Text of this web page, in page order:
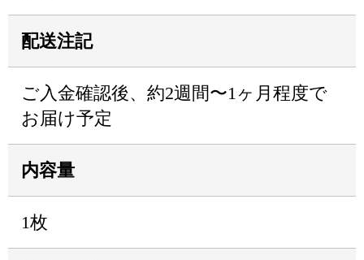
配送注記
ご入金確認後、約2週間〜1ヶ月程度で
お届け予定
内容量
1枚